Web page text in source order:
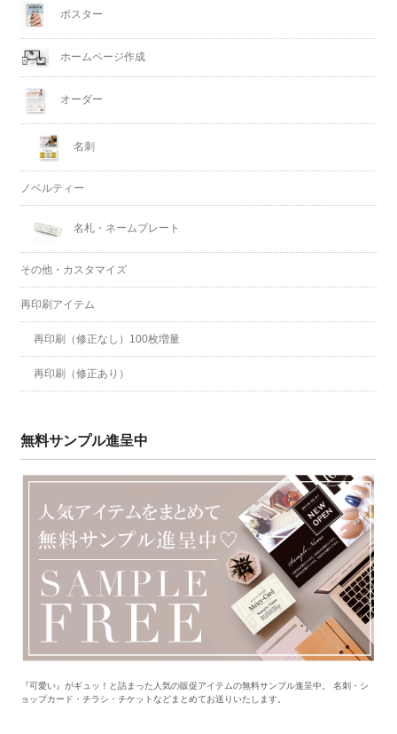
ポスター
ホームページ作成
オーダー
名刺
ノベルティー
名札・ネームプレート
その他・カスタマイズ
再印刷アイテム
再印刷（修正なし）100枚増量
再印刷（修正あり）
無料サンプル進呈中
『可愛い』がギュッ！と詰まった人気の販促アイテムの無料サンプル進呈中。 名刺・シ
ョップカード・チラシ・チケットなどまとめてお送りいたします。